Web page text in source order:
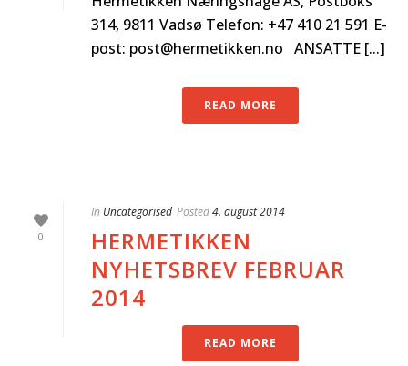
314, 9811 Vadsø Telefon: +47 410 21 591 E-
post: post@hermetikken.no ANSATTE [...]
READ MORE
0
In Uncategorised Posted4. august 2014
HERMETIKKEN
NYHETSBREV FEBRUAR
2014
READ MORE